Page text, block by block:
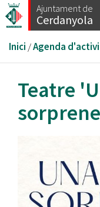
Vés
al
Ajuntament de
Cerdanyola
Esteu
aquí
Inici /Agenda
Teatre